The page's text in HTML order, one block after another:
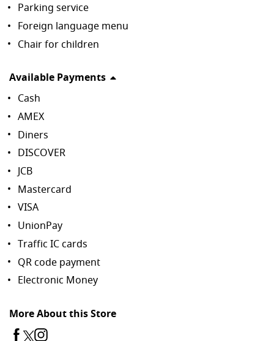
Parking service
Foreign language menu
Chair for children
Available Payments
Cash
AMEX
Diners
DISCOVER
JCB
Mastercard
VISA
UnionPay
Traffic IC cards
QR code payment
Electronic Money
More About this Store